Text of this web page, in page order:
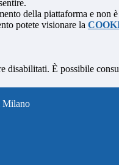
della piattaforma e non
potete visionare la
disabilitati. È possibile
Milano